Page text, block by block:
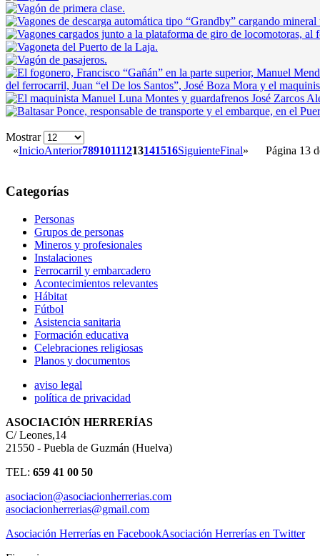
Mostrar
«InicioAnterior78910111213141516SiguienteFinal» Página 13
Categorías
Personas
Grupos de personas
Mineros y profesionales
Instalaciones
Ferrocarril y embarcadero
Acontecimientos relevantes
Hábitat
Fútbol
Asistencia sanitaria
Formación educativa
Celebraciones religiosas
Planos y documentos
aviso legal
política de privacidad
ASOCIACIÓN HERRERÍAS
C/ Leones,14
21550 - Puebla de Guzmán (Huelva)
TEL: 659 41 00 50
asociacion@asociacionherrerias.com
asociacionherrerias@gmail.com
Asociación Herrerías en FacebookAsociación Herrerías en Twitter